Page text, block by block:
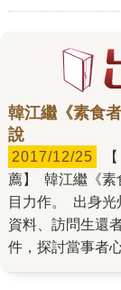
韓江繼《素食
說
2017/12/25
薦】 韓江繼《素
目力作。 出身光
資料、訪問生還
件，探討當事者